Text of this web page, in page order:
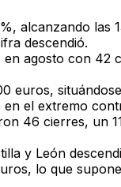
, alcanzando las
descendió.
en agosto con 42
euros,
en el extremo
46 cierres, un
y León
, lo que